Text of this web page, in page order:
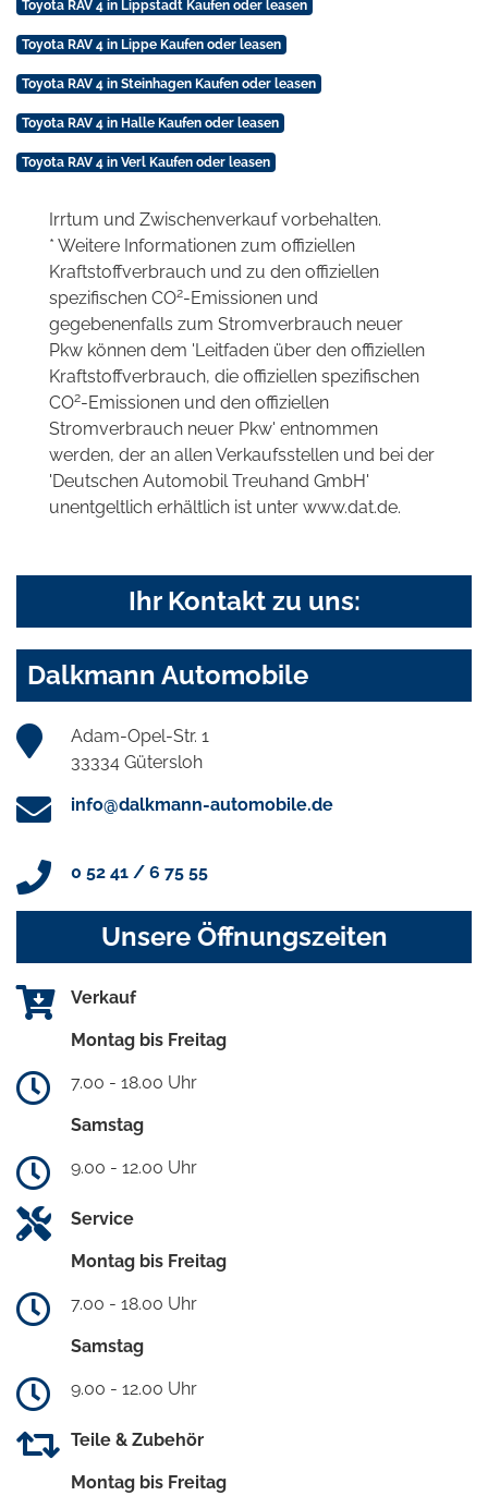
Toyota RAV 4 in Lippstadt Kaufen oder leasen
Toyota RAV 4 in Lippe Kaufen oder leasen
Toyota RAV 4 in Steinhagen Kaufen oder leasen
Toyota RAV 4 in Halle Kaufen oder leasen
Toyota RAV 4 in Verl Kaufen oder leasen
Irrtum und Zwischenverkauf vorbehalten.
* Weitere Informationen zum offiziellen
Kraftstoffverbrauch und zu den offiziellen
spezifischen CO2-Emissionen und
gegebenenfalls zum Stromverbrauch neuer
Pkw können dem 'Leitfaden über den offiziellen
Kraftstoffverbrauch, die offiziellen spezifischen
CO2-Emissionen und den offiziellen
Stromverbrauch neuer Pkw' entnommen
werden, der an allen Verkaufsstellen und bei der
'Deutschen Automobil Treuhand GmbH'
unentgeltlich erhältlich ist unter www.dat.de.
Ihr Kontakt zu uns:
Dalkmann Automobile
Adam-Opel-Str. 1
33334 Gütersloh
info@dalkmann-automobile.de
0 52 41 / 6 75 55
Unsere Öffnungszeiten
Verkauf
Montag bis Freitag
7.00 - 18.00 Uhr
Samstag
9.00 - 12.00 Uhr
Service
Montag bis Freitag
7.00 - 18.00 Uhr
Samstag
9.00 - 12.00 Uhr
Teile & Zubehör
Montag bis Freitag